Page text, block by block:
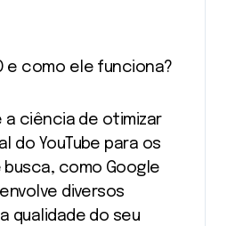
e como ele funciona?
a ciência de otimizar
do YouTube para os
busca, como Google
diversos
qualidade do seu